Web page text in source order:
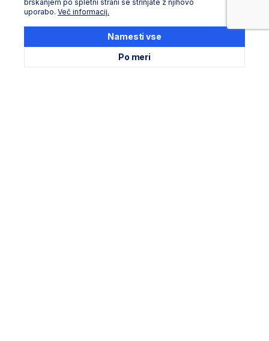
brskanjem po spletni strani se strinjate z njihovo
uporabo. Več informacij.
Po meri
Namesti vse
Reklamacija in vračila
Podaljševanje garancije Stanley
Podaljševanje garancije Dewalt